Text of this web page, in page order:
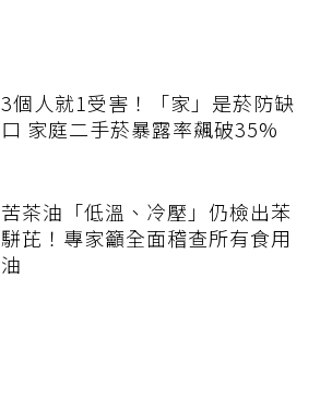
3個人就1受害！「家」是菸防缺
口 家庭二手菸暴露率飆破35%
苦茶油「低溫、冷壓」仍檢出苯
駢芘！專家籲全面稽查所有食用
油